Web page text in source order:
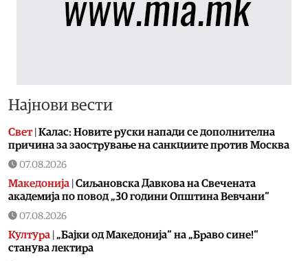
Најнови вести
Свет| Калас: Новите руски напади се дополнителна
причина за заострување на санкциите против Москва
07.08.2026
Македонија Сиљановска Давкова на Свечената
академија по повод „30 години Општина Вевчани“
07.08.2026
Култура „Бајки од Македонија“ на „Браво сине!“
станува лектира